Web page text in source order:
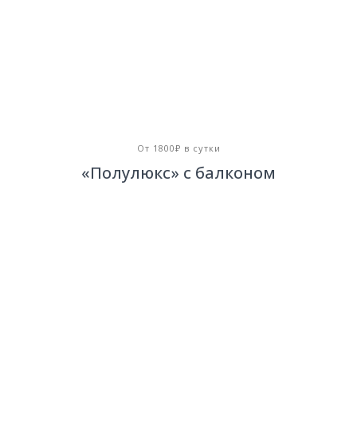
От 1800₽ в сутки
«Полулюкс» с балконом